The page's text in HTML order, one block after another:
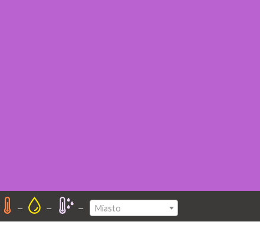
– – – Miasto